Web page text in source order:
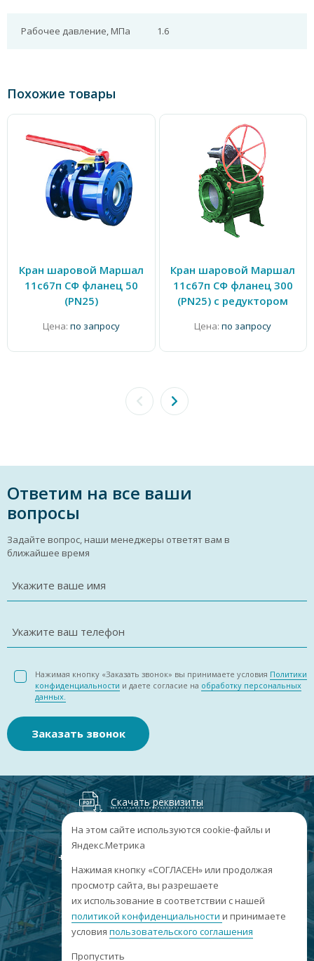
Рабочее давление, МПа 1.6
Похожие товары
Кран шаровой Маршал
11с67п СФ фланец 50
(PN25)
Цена: по запросу
Кран шаровой Маршал
11с67п СФ фланец 300
(PN25) с редуктором
Цена: по запросу
Ответим на все ваши
вопросы
Задайте вопрос, наши менеджеры ответят вам в
ближайшее время
Укажите ваше имя
Укажите ваш телефон
Нажимая кнопку «Заказать звонок» вы принимаете условия Политики
конфиденциальности и даете согласие на обработку персональных
данных.
Заказать звонок
Скачать реквизиты
+7
г. Барнаул, пр. Ленина, 158А, Н1/204
пн-пт: 09:00-17:00
сб-вс: выходные
info@sibar22.ru
На этом сайте используются cookie-файлы и
Яндекс.Метрика
Нажимая кнопку «СОГЛАСЕН» или продолжая
просмотр сайта, вы разрешаете
их использование в соответствии с нашей
политикой конфиденциальности и принимаете
условия пользовательского соглашения
Пропустить